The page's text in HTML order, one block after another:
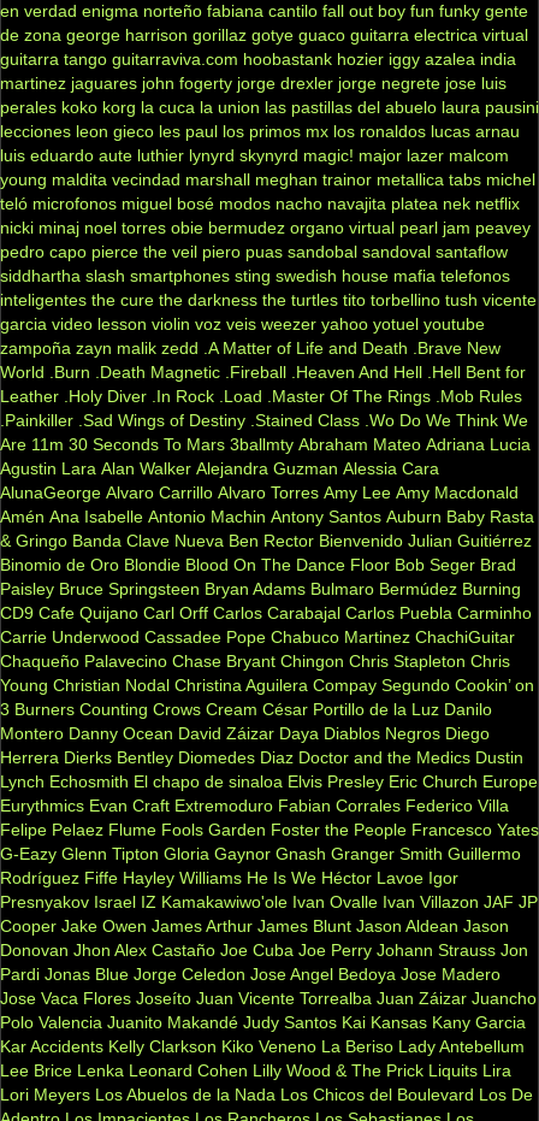
en verdad enigma norteño fabiana cantilo fall out boy fun funky gente
de zona george harrison gorillaz gotye guaco guitarra electrica virtual
guitarra tango guitarraviva.com hoobastank hozier iggy azalea india
martinez jaguares john fogerty jorge drexler jorge negrete jose luis
perales koko korg la cuca la union las pastillas del abuelo laura pausini
lecciones leon gieco les paul los primos mx los ronaldos lucas arnau
luis eduardo aute luthier lynyrd skynyrd magic! major lazer malcom
young maldita vecindad marshall meghan trainor metallica tabs michel
teló microfonos miguel bosé modos nacho navajita platea nek netflix
nicki minaj noel torres obie bermudez organo virtual pearl jam peavey
pedro capo pierce the veil piero puas sandobal sandoval santaflow
siddhartha slash smartphones sting swedish house mafia telefonos
inteligentes the cure the darkness the turtles tito torbellino tush vicente
garcia video lesson violin voz veis weezer yahoo yotuel youtube
zampoña zayn malik zedd .A Matter of Life and Death
.Brave New
World
.Burn .Death Magnetic .Fireball .Heaven And Hell .Hell Bent for
Leather .Holy Diver .In Rock .Load .Master Of The Rings .Mob Rules
.Painkiller .Sad Wings of Destiny .Stained Class .Wo Do We Think We
Are 11m 30 Seconds To Mars 3ballmty Abraham Mateo Adriana Lucia
Agustin Lara Alan Walker Alejandra Guzman Alessia Cara
AlunaGeorge Alvaro Carrillo Alvaro Torres Amy Lee Amy Macdonald
Amén Ana Isabelle Antonio Machin Antony Santos Auburn Baby Rasta
& Gringo Banda Clave Nueva Ben Rector Bienvenido Julian Guitiérrez
Binomio de Oro Blondie Blood On The Dance Floor Bob Seger Brad
Paisley Bruce Springsteen Bryan Adams Bulmaro Bermúdez Burning
CD9 Cafe Quijano Carl Orff Carlos Carabajal Carlos Puebla Carminho
Carrie Underwood Cassadee Pope Chabuco Martinez ChachiGuitar
Chaqueño Palavecino Chase Bryant Chingon Chris Stapleton Chris
Young Christian Nodal Christina Aguilera Compay Segundo Cookin’ on
3 Burners Counting Crows Cream César Portillo de la Luz Danilo
Montero Danny Ocean David Záizar Daya Diablos Negros Diego
Herrera Dierks Bentley Diomedes Diaz Doctor and the Medics Dustin
Lynch Echosmith El chapo de sinaloa Elvis Presley Eric Church Europe
Eurythmics Evan Craft Extremoduro Fabian Corrales Federico Villa
Felipe Pelaez Flume Fools Garden Foster the People Francesco Yates
G-Eazy Glenn Tipton Gloria Gaynor Gnash Granger Smith Guillermo
Rodríguez Fiffe Hayley Williams He Is We Héctor Lavoe Igor
Presnyakov Israel IZ Kamakawiwo'ole Ivan Ovalle Ivan Villazon JAF JP
Cooper Jake Owen James Arthur James Blunt Jason Aldean Jason
Donovan Jhon Alex Castaño Joe Cuba Joe Perry Johann Strauss Jon
Pardi Jonas Blue Jorge Celedon Jose Angel Bedoya Jose Madero
Jose Vaca Flores Joseíto Juan Vicente Torrealba Juan Záizar Juancho
Polo Valencia Juanito Makandé Judy Santos Kai Kansas Kany Garcia
Kar Accidents Kelly Clarkson Kiko Veneno La Beriso Lady Antebellum
Lee Brice Lenka Leonard Cohen Lilly Wood & The Prick Liquits Lira
Lori Meyers Los Abuelos de la Nada Los Chicos del Boulevard Los De